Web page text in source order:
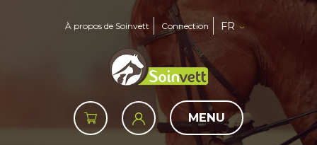
À propos de Soinvett Connection FR
MENU